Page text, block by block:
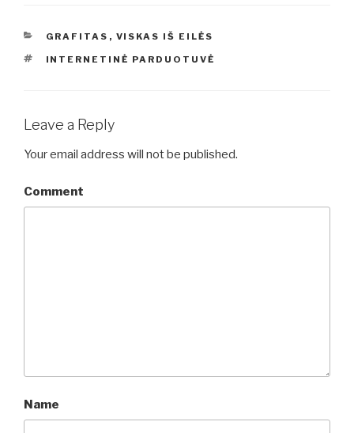
CATEGORIES
GRAFITAS , VISKAS IŠ EILĖS
TAGS
INTERNETINĖ PARDUOTUVĖ
Leave a Reply
Your email address will not be published.
Comment
Name